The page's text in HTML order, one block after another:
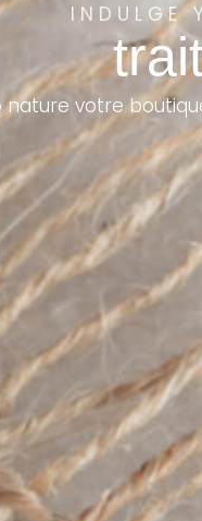
INDULGE
nature votre